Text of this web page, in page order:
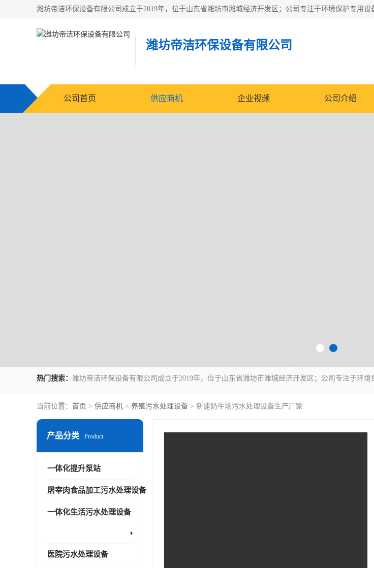
潍坊帝洁环保设备有限公司
公司首页 供应商机 企业视频 公司介绍
热门搜索：
当前位置： 首页 > 供应商机 > 养殖污水处理设备 > 新建奶牛场污水处理设备生产厂家
产品分类 Product
一体化提升泵站
屠宰肉食品加工污水处理设备
一体化生活污水处理设备
医院污水处理设备